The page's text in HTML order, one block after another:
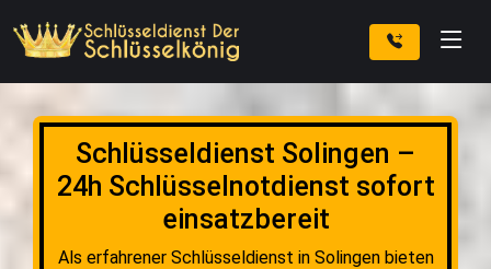
Schlüsseldienst Solingen –
24h Schlüsselnotdienst sofort
einsatzbereit
Als erfahrener Schlüsseldienst in Solingen bieten